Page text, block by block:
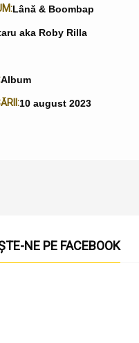
Lână & Boombap
aka Roby Rilla
Album
10 august 2023
NE PE FACEBOOK